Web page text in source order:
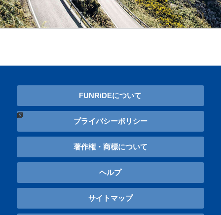
FUNRiDEについて
プライバシーポリシー
著作権・商標について
ヘルプ
サイトマップ